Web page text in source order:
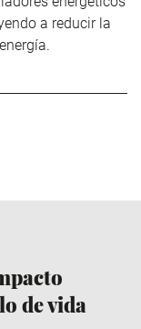
a reducir la
de vida